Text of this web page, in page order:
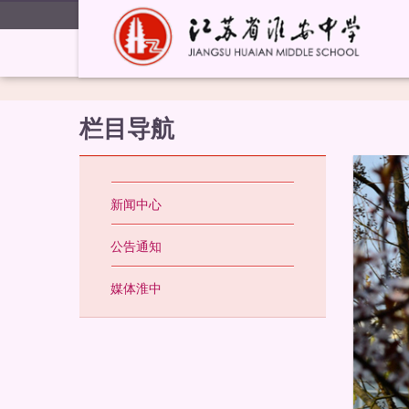
栏目导航
新闻中心
公告通知
媒体淮中